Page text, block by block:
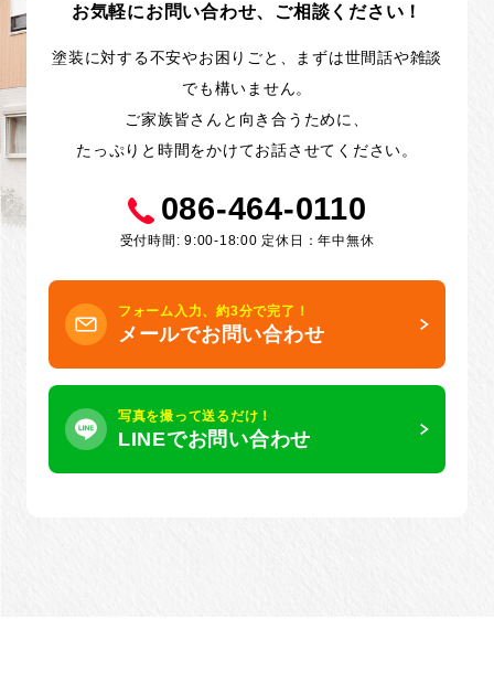
お気軽にお問い合わせ、ご相談ください！
塗装に対する不安やお困りごと、まずは世間話や雑談
でも構いません。
ご家族皆さんと向き合うために、
たっぷりと時間をかけてお話させてください。
086-464-0110
受付時間: 9:00-18:00 定休日：年中無休
フォーム入力、約3分で完了！
メールでお問い合わせ
写真を撮って送るだけ！
LINEでお問い合わせ